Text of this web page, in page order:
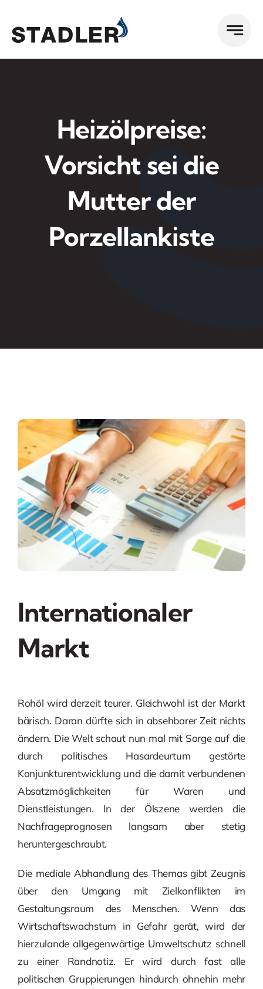
Inhalt
springen
Heizölpreise:
Vorsicht sei die
Mutter der
Porzellankiste
Internationaler
Markt
Rohöl wird derzeit teurer. Gleichwohl ist der Markt
bärisch. Daran dürfte sich in absehbarer Zeit nichts
ändern. Die Welt schaut nun mal mit Sorge auf die
durch politisches Hasardeurtum gestörte
Konjunkturentwicklung und die damit verbundenen
Absatzmöglichkeiten für Waren und
Dienstleistungen. In der Ölszene werden die
Nachfrageprognosen langsam aber stetig
heruntergeschraubt.
Die mediale Abhandlung des Themas gibt Zeugnis
über den Umgang mit Zielkonflikten im
Gestaltungsraum des Menschen. Wenn das
Wirtschaftswachstum in Gefahr gerät, wird der
hierzulande allgegenwärtige Umweltschutz schnell
zu einer Randnotiz. Er wird durch fast alle
politischen Gruppierungen hindurch ohnehin mehr